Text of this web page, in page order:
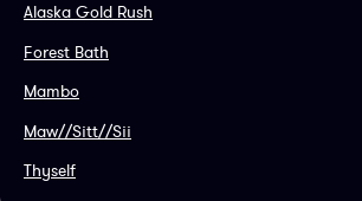
Alaska Gold Rush
Forest Bath
Mambo
Maw//Sitt//Sii
Thyself